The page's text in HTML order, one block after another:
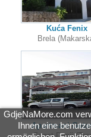
Kuća Fenix
Brela
Apartmani
GdjeNaMore.com
Ihnen eine